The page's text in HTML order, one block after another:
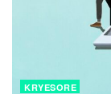
KRYESORE